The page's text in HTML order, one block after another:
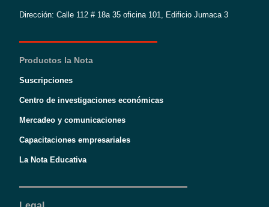
Dirección: Calle 112 # 18a 35 oficina 101, Edificio Jumaca 3
Productos la Nota
Suscripciones
Centro de investigaciones económicas
Mercadeo y comunicaciones
Capacitaciones empresariales
La Nota Educativa